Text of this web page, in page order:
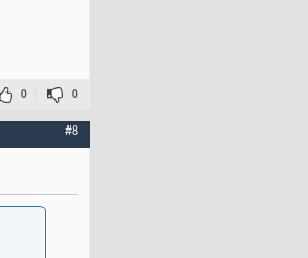
0 0
#8